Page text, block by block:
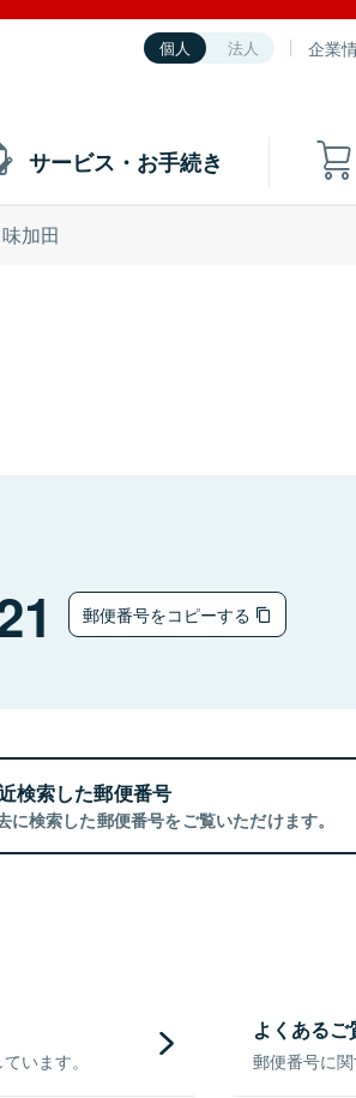
個人 法人 企業
サービス・お手続き
味加田
郵便番号をコピーする
検索した郵便番号
に検索した郵便番号をご覧いただけます。
います。
よくある
郵便番号に